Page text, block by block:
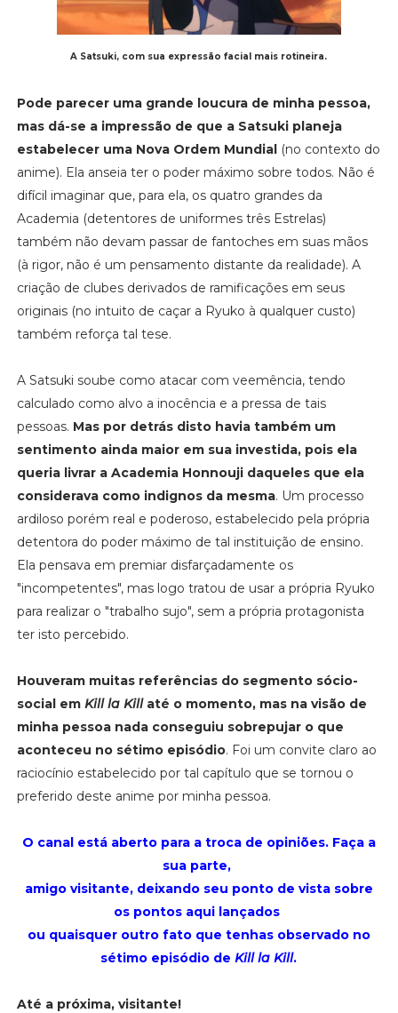
A Satsuki, com sua expressão facial mais rotineira.
Pode parecer uma grande loucura de minha pessoa,
mas dá-se a impressão de que a Satsuki planeja
estabelecer uma Nova Ordem Mundial(no contexto do
anime). Ela anseia ter o poder máximo sobre todos. Não é
difícil imaginar que, para ela, os quatro grandes da
Academia (detentores de uniformes três Estrelas)
também não devam passar de fantoches em suas mãos
(à rigor, não é um pensamento distante da realidade). A
criação de clubes derivados de ramificações em seus
originais (no intuito de caçar a Ryuko à qualquer custo)
também reforça tal tese.
A Satsuki soube como atacar com veemência, tendo
calculado como alvo a inocência e a pressa de tais
pessoas. Mas por detrás disto havia também um
sentimento ainda maior em sua investida, pois ela
queria livrar a Academia Honnouji daqueles que ela
considerava como indignos da mesma. Um processo
ardiloso porém real e poderoso, estabelecido pela própria
detentora do poder máximo de tal instituição de ensino.
Ela pensava em premiar disfarçadamente os
"incompetentes", mas logo tratou de usar a própria Ryuko
para realizar o "trabalho sujo", sem a própria protagonista
ter isto percebido.
Houveram muitas referências do segmento sócio-
social em Kill la Killaté o momento, mas na visão de
minha pessoa nada conseguiu sobrepujar o que
aconteceu no sétimo episódio. Foi um convite claro ao
raciocínio estabelecido por tal capítulo que se tornou o
preferido deste anime por minha pessoa.
O canal está aberto para a troca de opiniões. Faça a
sua parte,
amigo visitante, deixando seu ponto de vista sobre
os pontos aqui lançados
ou quaisquer outro fato que tenhas observado no
sétimo episódio deKill la Kill.
Até a próxima, visitante!